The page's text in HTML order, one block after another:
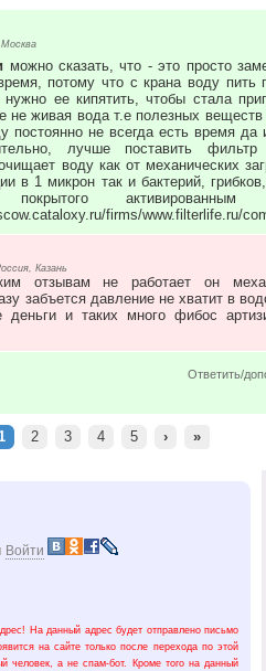
можно сказать, что - это просто
потому что с крана воду пить
ее кипятить, чтобы стала
не живая вода т.е полезных
постоянно не всегда есть время да
лучше поставить
воду как от механических
в 1 микрон так и бактерий,
активированным
firms/www.filterlife.ru/
Казань
отзывам не работает он
забъется давление не хватит в
деньги и таких много фибос
Ответить/
1 2 3 4 5 › »
Войти
На данный адрес будет отправлено письмо
на сайте только после перехода по этой
человек, а не спам-бот. Кроме того на данный